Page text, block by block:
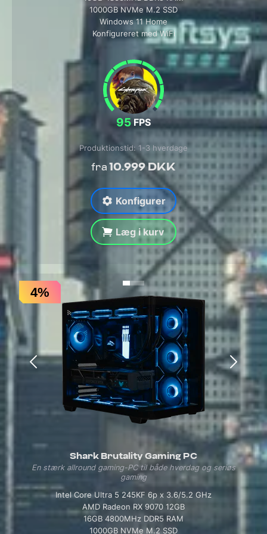
1000GB NVMe M.2 SSD
Windows 11 Home
Konfigureret med WiFi
95 FPS
fra 10.999 DKK
Produktionstid: 1-3 hverdage
Konfigurer
Læg i kurv
4%
Shark Brutality Gaming PC
En stærk allround gaming-PC til både hverdag og seriøs
gaming
Intel Core Ultra 5 245KF 6p x 3.6/5.2 GHz
AMD Radeon RX 9070 12GB
16GB 4800MHz DDR5 RAM
1000GB NVMe M.2 SSD